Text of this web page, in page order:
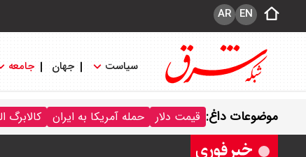
EN
AR
سیاست جهان جامعه
موضوعات داغ: قیمت دلار حمله آمریکا به ایران کالابرگ
قیمت سکه پارسیان امروز جمعه ۱۶ مرداد ۱۴۰۵ / سکه پارسیان ۱۰۰ سوتی چند ؟ جدول
ترکیه و عراق، پروژه کاهش وابستگی